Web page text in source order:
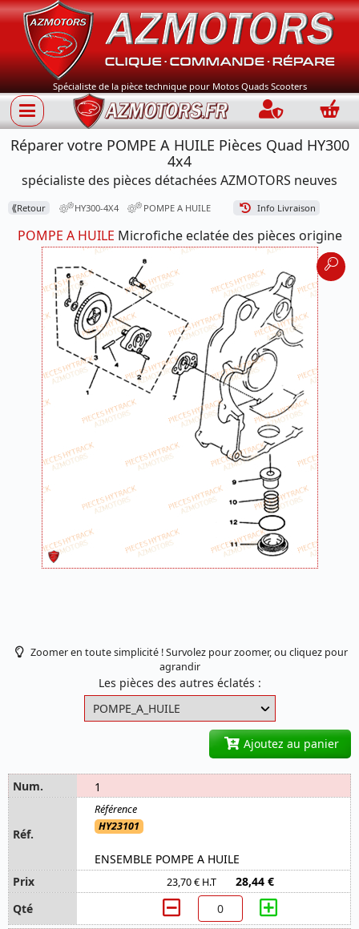
Spécialiste de la pièce technique pour Motos Quads Scooters
Connection
Réparer votre POMPE A HUILE Pièces Quad HY300
4x4
spécialiste des pièces détachées AZMOTORS neuves
⟪Retour HY300-4X4 POMPE A HUILE Info Livraison
POMPE A HUILE Microfiche eclatée des pièces origine
Zoomer en toute simplicité ! Survolez pour zoomer, ou cliquez pour
agrandir
Les pièces des autres éclatés :
Ajoutez au panier
1
HY23101
ENSEMBLE POMPE A HUILE
23,70 € H.T 28,44 €